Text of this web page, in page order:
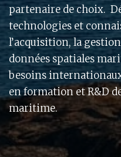
partenaire de choix.
technologies et
l’acquisition, la
données spatiales
besoins
en formation et R&D
maritime.